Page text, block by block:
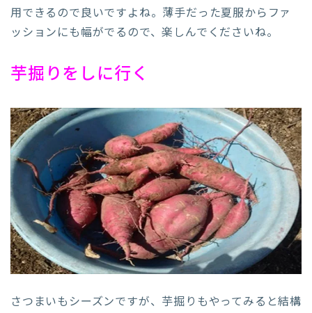
用できるので良いですよね。薄手だった夏服からファ
ッションにも幅がでるので、楽しんでくださいね。
芋掘りをしに行く
さつまいもシーズンですが、芋掘りもやってみると結構